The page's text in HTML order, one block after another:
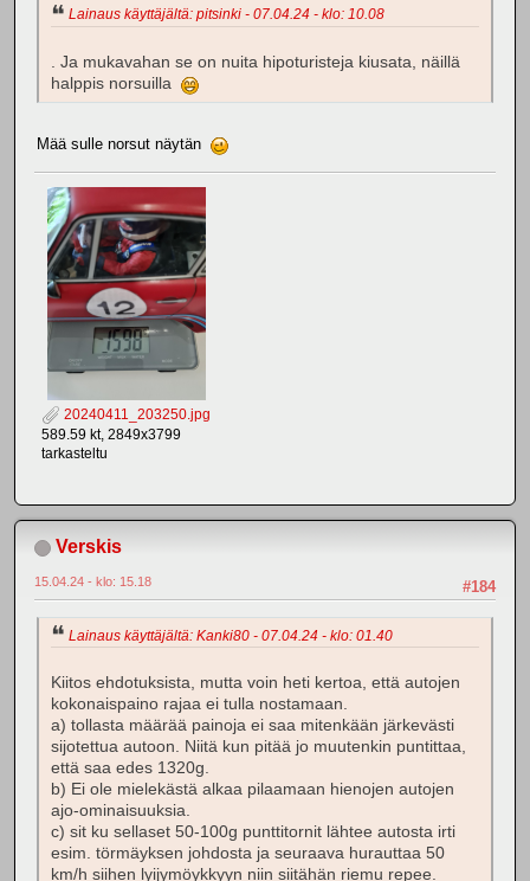
Lainaus käyttäjältä: pitsinki - 07.04.24 - klo: 10.08
. Ja mukavahan se on nuita hipoturisteja kiusata, näillä
halppis norsuilla
Mää sulle norsut näytän
20240411_203250.jpg
589.59 kt, 2849x3799
tarkasteltu
Verskis
#184
15.04.24 - klo: 15.18
Lainaus käyttäjältä: Kanki80 - 07.04.24 - klo: 01.40
Kiitos ehdotuksista, mutta voin heti kertoa, että autojen
kokonaispaino rajaa ei tulla nostamaan.
a) tollasta määrää painoja ei saa mitenkään järkevästi
sijotettua autoon. Niitä kun pitää jo muutenkin puntittaa,
että saa edes 1320g.
b) Ei ole mielekästä alkaa pilaamaan hienojen autojen
ajo-ominaisuuksia.
c) sit ku sellaset 50-100g punttitornit lähtee autosta irti
esim. törmäyksen johdosta ja seuraava hurauttaa 50
km/h siihen lyijymöykkyyn niin siitähän riemu repee.